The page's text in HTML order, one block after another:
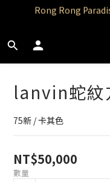
Rong Rong
Rong Rong
Rong Rong
Rong Rong
lanvin蛇紋
75新 / 卡其色
NT$50,000
數量